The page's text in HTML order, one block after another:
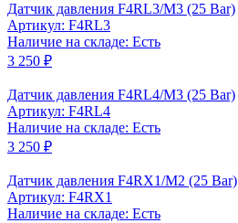
Датчик давления F4RL3/M3 (25 Bar)
Артикул: F4RL3
Наличие на складе: Есть
3 250 ₽
Датчик давления F4RL4/M3 (25 Bar)
Артикул: F4RL4
Наличие на складе: Есть
3 250 ₽
Датчик давления F4RX1/M2 (25 Bar)
Артикул: F4RX1
Наличие на складе: Есть